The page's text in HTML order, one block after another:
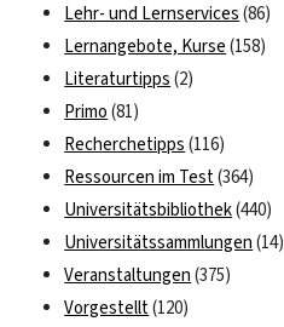
Lehr- und Lernservices (86)
Lernangebote, Kurse (158)
Literaturtipps (2)
Primo (81)
Recherchetipps (116)
Ressourcen im Test(364)
Universitätsbibliothek(440)
Universitätssammlungen (14)
Veranstaltungen (375)
Vorgestellt(120)